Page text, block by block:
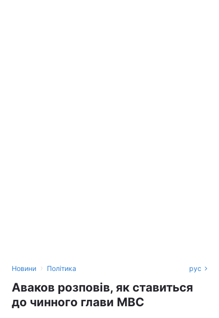
Новини › Політика рус
Аваков розповів, як ставиться
до чинного глави МВС